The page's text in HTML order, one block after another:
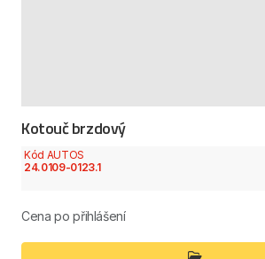
Kotouč brzdový
Kód AUTOS
24.0109-0123.1
Cena po přihlášení